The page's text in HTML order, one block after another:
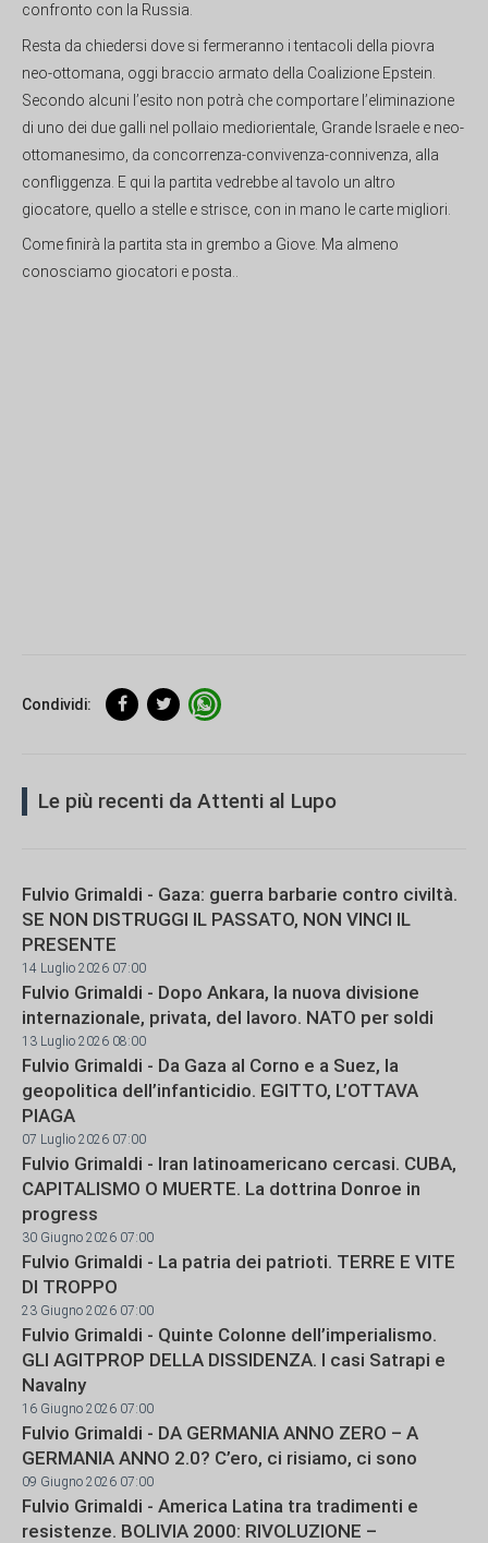
confronto con la Russia.
Resta da chiedersi dove si fermeranno i tentacoli della piovra
neo-ottomana, oggi braccio armato della Coalizione Epstein.
Secondo alcuni l’esito non potrà che comportare l’eliminazione
di uno dei due galli nel pollaio mediorientale, Grande Israele e neo-
ottomanesimo, da concorrenza-convivenza-connivenza, alla
confliggenza. E qui la partita vedrebbe al tavolo un altro
giocatore, quello a stelle e strisce, con in mano le carte migliori.
Come finirà la partita sta in grembo a Giove. Ma almeno
conosciamo giocatori e posta..
Condividi:
Le più recenti da Attenti al Lupo
Fulvio Grimaldi - Gaza: guerra barbarie contro civiltà.
SE NON DISTRUGGI IL PASSATO, NON VINCI IL
PRESENTE
14 Luglio 2026 07:00
Fulvio Grimaldi - Dopo Ankara, la nuova divisione
internazionale, privata, del lavoro. NATO per soldi
13 Luglio 2026 08:00
Fulvio Grimaldi - Da Gaza al Corno e a Suez, la
geopolitica dell’infanticidio. EGITTO, L’OTTAVA
PIAGA
07 Luglio 2026 07:00
Fulvio Grimaldi - Iran latinoamericano cercasi. CUBA,
CAPITALISMO O MUERTE. La dottrina Donroe in
progress
30 Giugno 2026 07:00
Fulvio Grimaldi - La patria dei patrioti. TERRE E VITE
DI TROPPO
23 Giugno 2026 07:00
Fulvio Grimaldi - Quinte Colonne dell’imperialismo.
GLI AGITPROP DELLA DISSIDENZA. I casi Satrapi e
Navalny
16 Giugno 2026 07:00
Fulvio Grimaldi - DA GERMANIA ANNO ZERO – A
GERMANIA ANNO 2.0? C’ero, ci risiamo, ci sono
09 Giugno 2026 07:00
Fulvio Grimaldi - America Latina tra tradimenti e
resistenze. BOLIVIA 2000: RIVOLUZIONE –